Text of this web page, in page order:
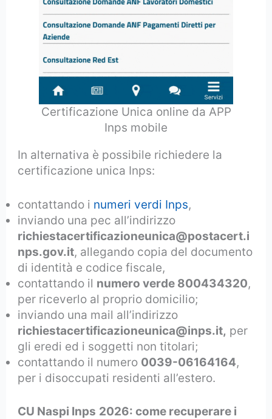
Certificazione Unica online da APP
Inps mobile
In alternativa è possibile richiedere la
certificazione unica Inps:
contattando i numeri verdi Inps,
inviando una pec all’indirizzo
richiestacertificazioneunica@postacert.i
nps.gov.it, allegando copia del documento
di identità e codice fiscale,
contattando il numero verde 800434320,
per riceverlo al proprio domicilio;
inviando una mail all’indirizzo
richiestacertificazioneunica@inps.it, per
gli eredi ed i soggetti non titolari;
contattando il numero 0039-06164164,
per i disoccupati residenti all’estero.
CU Naspi Inps 2026: come recuperare i